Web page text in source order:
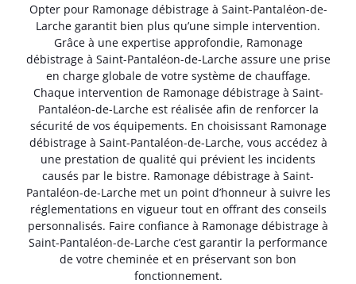
Opter pour Ramonage débistrage à Saint-Pantaléon-de-
Larche garantit bien plus qu’une simple intervention.
Grâce à une expertise approfondie, Ramonage
débistrage à Saint-Pantaléon-de-Larche assure une prise
en charge globale de votre système de chauffage.
Chaque intervention de Ramonage débistrage à Saint-
Pantaléon-de-Larche est réalisée afin de renforcer la
sécurité de vos équipements. En choisissant Ramonage
débistrage à Saint-Pantaléon-de-Larche, vous accédez à
une prestation de qualité qui prévient les incidents
causés par le bistre. Ramonage débistrage à Saint-
Pantaléon-de-Larche met un point d’honneur à suivre les
réglementations en vigueur tout en offrant des conseils
personnalisés. Faire confiance à Ramonage débistrage à
Saint-Pantaléon-de-Larche c’est garantir la performance
de votre cheminée et en préservant son bon
fonctionnement.